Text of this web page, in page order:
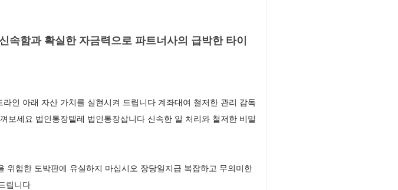
속함과 확실한 자금력으로 파트너사의 급박한 타이
인 아래 자산 가치를 실현시켜 드립니다 계좌대여 철저한 관리 감독
세요 법인통장텔레 법인통장삽니다 신속한 일 처리와 철저한 비밀
험한 도박판에 유실하지 마십시오 장당일지급 복잡하고 무의미한
립니다